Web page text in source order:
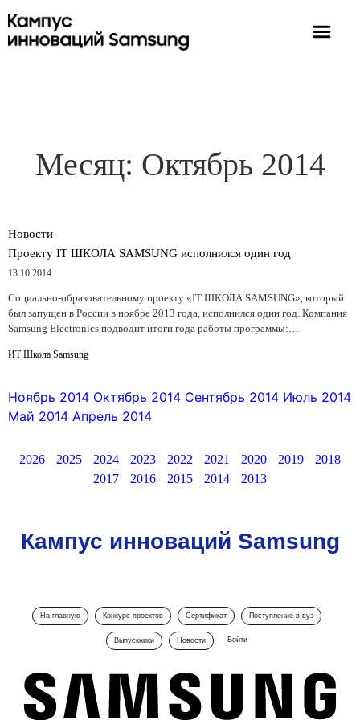
Месяц: Октябрь 2014
Новости
Проекту IT ШКОЛА SAMSUNG исполнился один год
13.10.2014
Социально-образовательному проекту «IT ШКОЛА SAMSUNG», который
был запущен в России в ноябре 2013 года, исполнился один год. Компания
Samsung Electronics подводит итоги года работы программы:…
ИТ Школа Samsung
Ноябрь 2014 Октябрь 2014 Сентябрь 2014 Июль 2014
Май 2014 Апрель 2014
2026 2025 2024 2023 2022 2021 2020 2019
2018
2017
2016 2015 2014 2013
Кампус инноваций Samsung
На главную Конкурс проектов Сертификат Поступление в вуз
Выпускники Новости Войти